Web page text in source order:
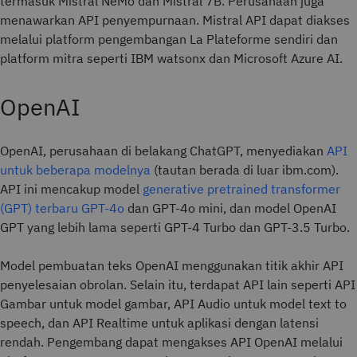
menawarkan API penyempurnaan. Mistral API dapat diakses
melalui platform pengembangan La Plateforme sendiri dan
platform mitra seperti IBM watsonx dan Microsoft Azure AI.
OpenAI
OpenAI, perusahaan di belakang ChatGPT, menyediakan API
untuk beberapa modelnya (tautan berada di luar ibm.com).
API ini mencakup model generative pretrained transformer
(GPT) terbaru GPT-4o dan GPT-4o mini, dan model OpenAI
GPT yang lebih lama seperti GPT-4 Turbo dan GPT-3.5 Turbo.
Model pembuatan teks OpenAI menggunakan titik akhir API
penyelesaian obrolan. Selain itu, terdapat API lain seperti API
Gambar untuk model gambar, API Audio untuk model text to
speech, dan API Realtime untuk aplikasi dengan latensi
rendah. Pengembang dapat mengakses API OpenAI melalui